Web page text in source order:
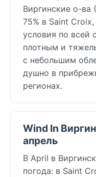
Виргинские о-
75% в Saint
условия по всей
плотным и
с небольшим
душно в
регионах.
Wind In
апрель
В April в
погода: в Saint